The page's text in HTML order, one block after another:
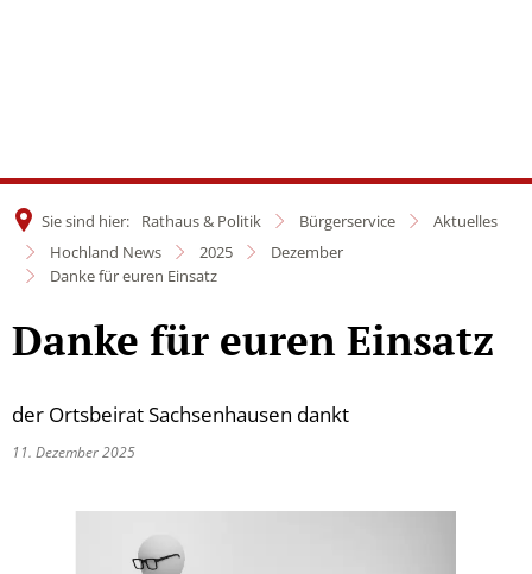
Sie sind hier: Rathaus & Politik Bürgerservice
Aktuelles
Hochland News
2025
Dezember
Danke für euren Einsatz
Danke für euren Einsatz
der Ortsbeirat Sachsenhausen dankt
11. Dezember 2025